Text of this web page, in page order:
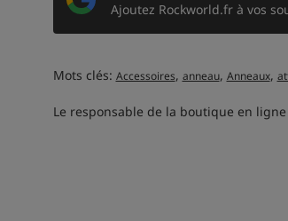
Ajoutez Rockworld.fr à vos
Mots clés: Accessoires, anneau, Anneaux,
Le responsable de la boutique en